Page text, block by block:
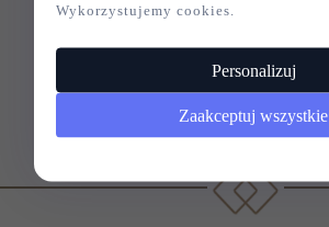
68,
Wykorzystujemy cookies.
Personalizuj
Zaakceptuj wszystkie